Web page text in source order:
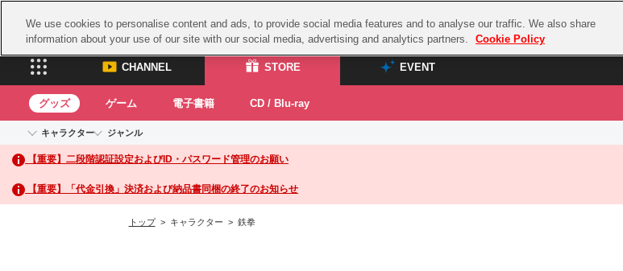
CHANNEL STORE EVENT
CHANNEL
ASOBI CHANNEL TOP
STORE
ASOBI STORE TOP
グッズ
EVENT
ASOBI STAGE
グッズ ゲーム 電子書籍 CD / Blu-ray
キャラクター
アイドルマスターシリーズ
アイドルマスター
アイドルマスター シンデレラガールズ
アイドルマスター ミリオンライブ！
ラブライブ！サンシャイン‼
ジャンル
イベントグッズ
トイ・ホビー
【重要】二段階認証設定およびID・パスワード管理のお願い
【重要】「代金引換」決済および納品書同梱の終了のお知らせ
トップ> キャラクター > 鉄拳
We use cookies to personalise content and ads, to provide social media features and to analyse our traffic. We also share
information about your use of our site with our social media, advertising and analytics partners.
Cookie Policy